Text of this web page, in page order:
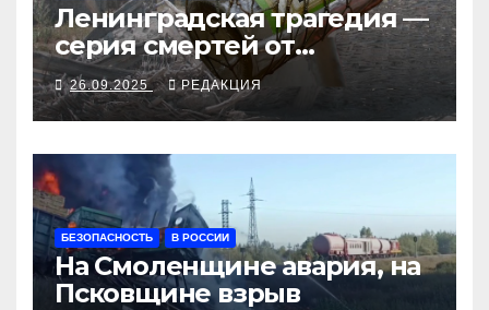
Ленинградская трагедия —
серия смертей от
алкосуррогата
26.09.2025 РЕДАКЦИЯ
БЕЗОПАСНОСТЬ В РОССИИ
На Смоленщине авария, на
Псковщине взрыв